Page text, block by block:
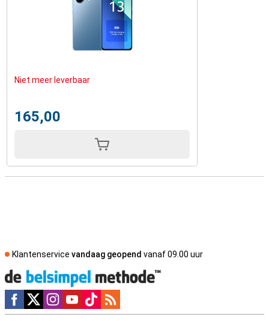
Niet meer leverbaar
165,00
Klantenservice vandaag geopend vanaf 09.00 uur
Social media